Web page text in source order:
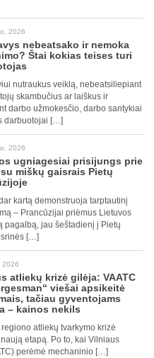
2026
nebeatsako ir nemoka
Štai kokias teises turi
nutraukus veiklą, nebeatsiliepiant
skambučius ar laiškus ir
darbo užmokesčio, darbo santykiai
darbuotojai […]
2026
ugniagesiai prisijungs prie
miškų gaisrais Pietų
kartą demonstruoja tarptautinį
– Prancūzijai priėmus Lietuvos
pagalbą, jau šeštadienį į Pietų
[…]
2026
atliekų krizė gilėja: VAATC
viešai apsikeitė
tačiau gyventojams
– kainos nekils
atliekų tvarkymo krizė
etapą. Po to, kai Vilniaus
perėmė mechaninio […]